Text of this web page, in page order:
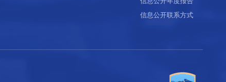
信息公开联系方式